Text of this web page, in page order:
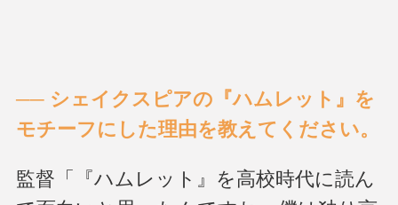
── シェイクスピアの『ハムレット』を
モチーフにした理由を教えてください。
監督「『ハムレット』を高校時代に読ん